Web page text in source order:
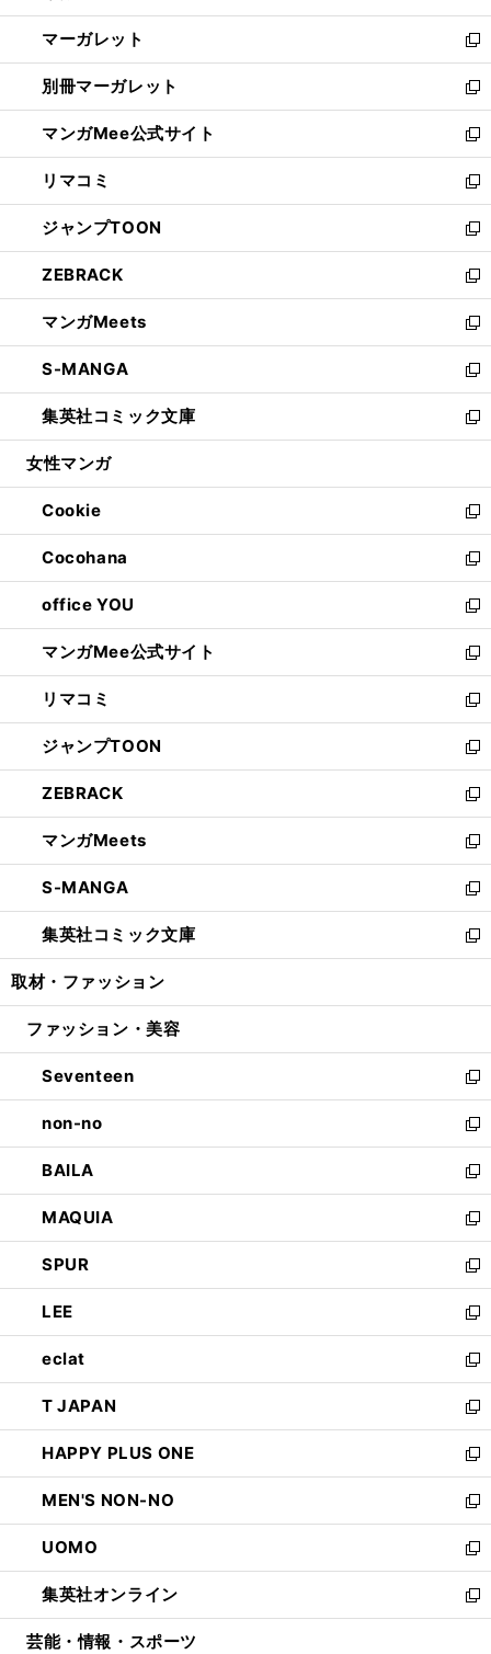
開
く
ウ
で
開
く
ン
ド
ウ
で
開
く
し
い
ウ
ィ
ン
ド
ウ
で
開
く
マーガレット
新
し
い
ウ
ィ
ン
ド
ウ
で
開
く
別冊マーガレット
新
し
い
ウ
ィ
ン
ド
ウ
で
開
く
マンガMee公式サイト
新
し
い
ウ
ィ
ン
ド
ウ
で
開
く
リマコミ
新
し
い
ウ
ィ
ン
ド
ウ
で
開
く
ジャンプTOON
新
し
い
ウ
ィ
ン
ド
ウ
で
開
ZEBRACK
新
し
い
ウ
ィ
ン
ド
ウ
開
く
マンガMeets
新
し
い
ウ
ィ
ン
ウ
で
開
く
S-MANGA
新
し
い
ウ
ン
ド
ウ
で
開
く
集英社コミック文庫
新
し
ウ
ィ
ン
ド
ウ
で
開
く
女性マンガ
Cookie
新
し
い
ウ
ィ
ン
ド
ウ
で
開
く
Cocohana
新
し
い
ウ
ィ
ン
ド
ウ
で
開
く
office YOU
新
し
い
ウ
ィ
ン
ド
ウ
で
開
く
マンガMee公式サイト
新
し
い
ウ
ィ
ン
ド
ウ
で
開
く
リマコミ
新
し
い
ウ
ィ
ン
ド
ウ
で
開
く
ジャンプTOON
新
し
い
ウ
ィ
ン
ド
ウ
で
開
ZEBRACK
新
し
い
ウ
ィ
ン
ド
ウ
開
マンガMeets
新
し
い
ウ
ィ
ン
ウ
開
く
S-MANGA
新
し
い
ウ
ン
ウ
で
開
く
集英社コミック文庫
新
し
ウ
ン
ド
ウ
で
開
く
取材・ファッション
ファッション・美容
Seventeen
新
し
い
ウ
ィ
ン
ド
ウ
で
開
く
non-no
新
し
い
ウ
ィ
ン
ド
ウ
で
開
く
BAILA
新
し
い
ウ
ィ
ン
ド
ウ
で
開
く
MAQUIA
新
し
い
ウ
ィ
ン
ド
ウ
で
開
く
SPUR
新
し
い
ウ
ィ
ン
ド
ウ
で
開
く
LEE
新
し
い
ウ
ィ
ン
ド
ウ
で
開
く
eclat
新
し
い
ウ
ィ
ン
ド
ウ
で
開
く
T JAPAN
新
し
い
ウ
ィ
ン
ド
ウ
で
開
HAPPY PLUS ONE
新
し
い
ウ
ィ
ン
ド
ウ
MEN'S NON-NO
新
し
い
ウ
ィ
ン
UOMO
新
し
い
ウ
集英社オンライン
新
し
芸能・情報・スポーツ